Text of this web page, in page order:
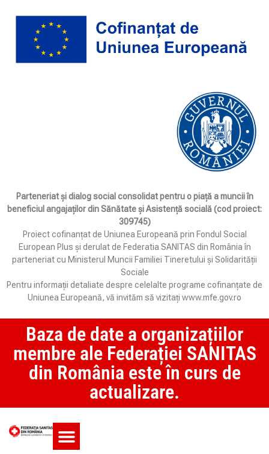
Parteneriat și dialog social consolidat pentru o piață a muncii în
beneficiul angajaților din Sănătate și Asistență socială (cod proiect:
309745)
Proiect cofinanțat de Uniunea Europeană prin Fondul Social
European Plus și derulat de Federatia SANITAS din România în
parteneriat cu Ministerul Muncii Familiei Tineretului și Solidarității
Sociale
Pentru informații detaliate despre celelalte programe cofinanțate de
Uniunea Europeană, vă invităm să vizitați www.mfe.gov.ro
Baza de date a organizațiilor
membre ale Federației SANITAS
din România este în curs de
actualizare.